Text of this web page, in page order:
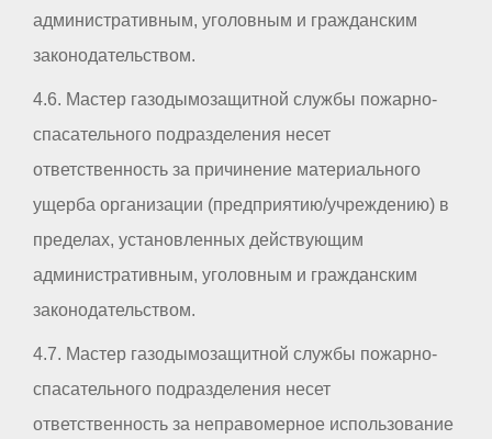
административным, уголовным и гражданским
законодательством.
4.6. Мастер газодымозащитной службы пожарно-
спасательного подразделения несет
ответственность за причинение материального
ущерба организации (предприятию/учреждению) в
пределах, установленных действующим
административным, уголовным и гражданским
законодательством.
4.7. Мастер газодымозащитной службы пожарно-
спасательного подразделения несет
ответственность за неправомерное использование